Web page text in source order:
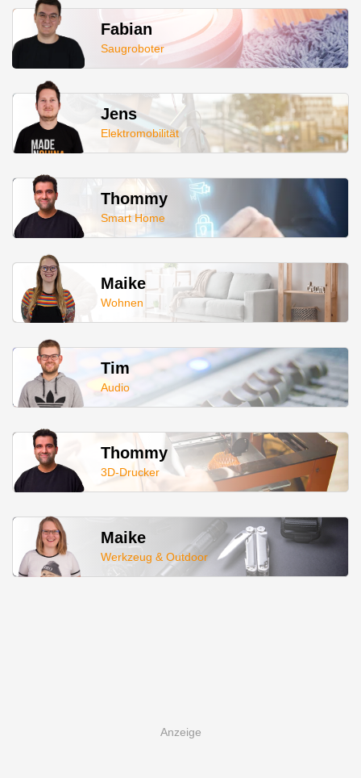
Fabian
Saugroboter
Jens
Elektromobilität
Thommy
Smart Home
Maike
Wohnen
Tim
Audio
Thommy
3D-Drucker
Maike
Werkzeug & Outdoor